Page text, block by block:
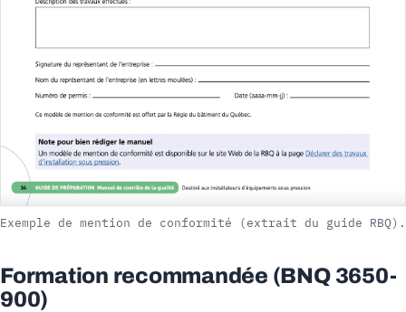
Exemple de mention de conformité (extrait du guide RBQ).
Formation recommandée (BNQ 3650-
900)